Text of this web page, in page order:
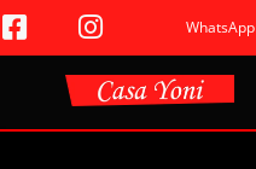
WhatsApp